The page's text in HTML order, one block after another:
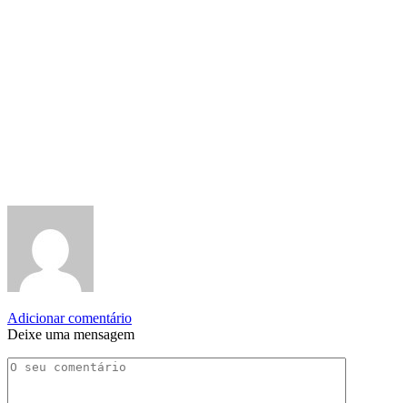
Adicionar comentário
Deixe uma mensagem